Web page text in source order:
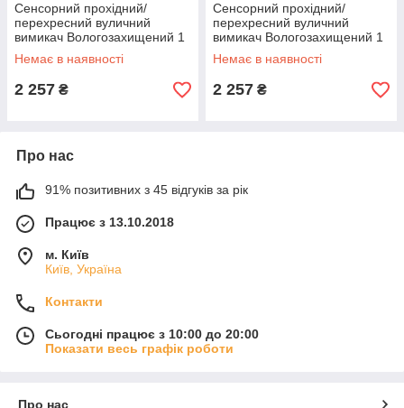
Сенсорний прохідний/
перехресний вуличний
вимикач Вологозахищений 1
сенсор Livolo золотий скло
(VL-C701S-IP-13)
Немає в наявності
2 257 ₴
Сенсорний прохідний/
перехресний вуличний
вимикач Вологозахищений 1
сенсор Livolo сірий скло (VL-
C701S-IP-15)
Немає в наявності
2 257 ₴
Про нас
91% позитивних з 45 відгуків за рік
Працює з 13.10.2018
м. Київ
Київ, Україна
Контакти
Сьогодні працює з 10:00 до 20:00
Показати весь графік роботи
Про нас